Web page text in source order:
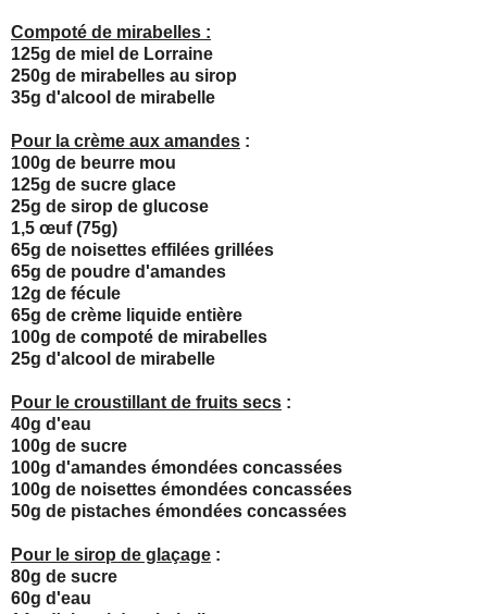
Compoté de mirabelles :
125g de miel de Lorraine
250g de mirabelles au sirop
35g d'alcool de mirabelle
Pour la crème aux amandes :
100g de beurre mou
125g de sucre glace
25g de sirop de glucose
1,5 œuf (75g)
65g de noisettes effilées grillées
65g de poudre d'amandes
12g de fécule
65g de crème liquide entière
100g de compoté de mirabelles
25g d'alcool de mirabelle
Pour le croustillant de fruits secs :
40g d'eau
100g de sucre
100g d'amandes émondées concassées
100g de noisettes émondées concassées
50g de pistaches émondées concassées
Pour le sirop de glaçage :
80g de sucre
60g d'eau